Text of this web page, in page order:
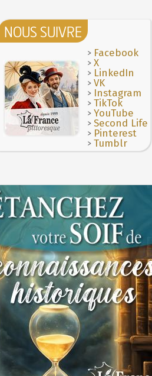
NOUS SUIVRE
> Facebook
>X
> LinkedIn
>VK
> Instagram
>TikTok
>YouTube
>Second Life
> Pinterest
>Tumblr